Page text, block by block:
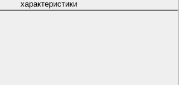
характеристики